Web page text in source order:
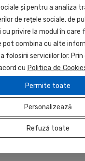
Events
for organizing
tailored to each
the year.
All events
și pentru a analiza
de rețele sociale, de
privire la modul în care
pot combina cu alte
folosirii serviciilor lor.
cu Politica de
Permite toate
Personalizează
Refuză toate